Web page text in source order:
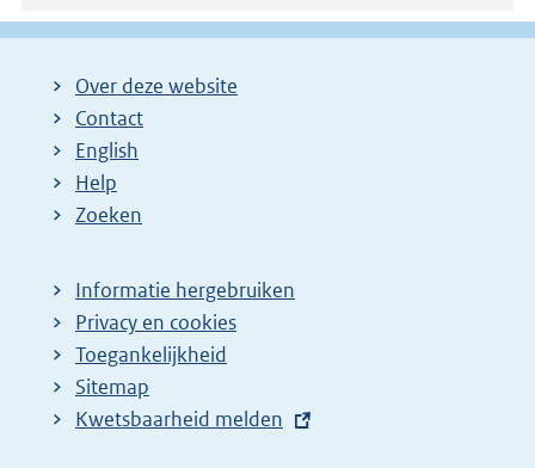
Over deze website
Contact
English
Help
Zoeken
Informatie hergebruiken
Privacy en cookies
Toegankelijkheid
Sitemap
E
Kwetsbaarheid melden